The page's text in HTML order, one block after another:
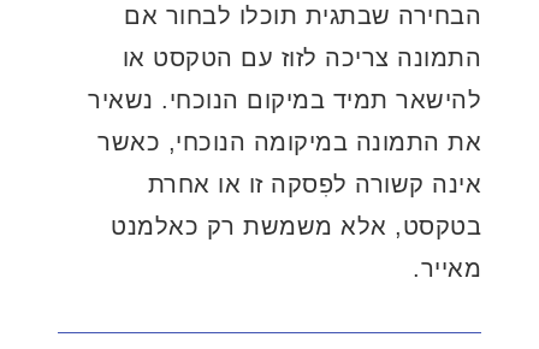
הבחירה שבתגית תוכלו לבחור אם
התמונה צריכה לזוז עם הטקסט או
להישאר תמיד במיקום הנוכחי. נשאיר
את התמונה במיקומה הנוכחי, כאשר
אינה קשורה לפִסקה זו או אחרת
בטקסט, אלא משמשת רק כאלמנט
מאייר.